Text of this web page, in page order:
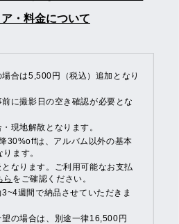
・料金について
合は5,500円（税込）追加となり
に撮影日の空き確認が必要とな
現地解散となります。
30%offは、アルバム以外の基本
ます。
なります。ご利用可能なお支払
ら をご確認ください。
週間で納品させていただきま
の場合は、別途一律16,500円